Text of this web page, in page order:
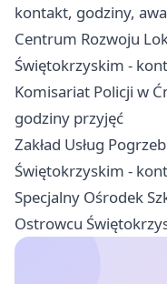
kontakt, godziny,
Centrum Rozwoju
Świętokrzyskim -
Komisariat Policji w
godziny przyjęć
Zakład Usług
Świętokrzyskim -
Specjalny Ośrodek
Ostrowcu